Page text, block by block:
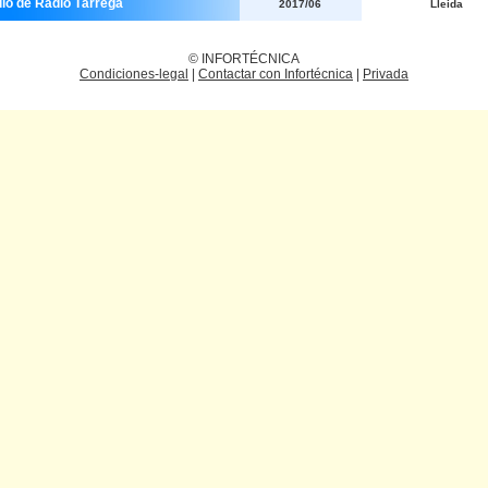
de Ràdio Tàrrega 2017/06 Lleida
© INFORTÉCNICA
Condiciones-legal
Contactar con Infortécnica Privada